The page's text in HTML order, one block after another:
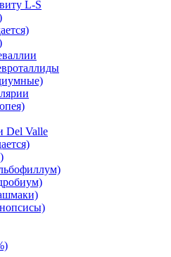
L-S
Del Valle